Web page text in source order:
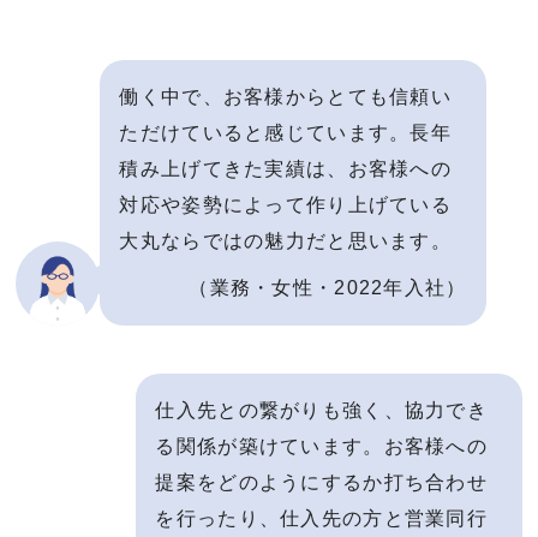
募集要項
お問い合わせ
働く中で、お客様からとても信頼い
ただけていると感じています。長年
積み上げてきた実績は、お客様への
対応や姿勢によって作り上げている
大丸ならではの魅力だと思います。
（業務・女性・2022年入社）
仕入先との繋がりも強く、協力でき
る関係が築けています。お客様への
提案をどのようにするか打ち合わせ
を行ったり、仕入先の方と営業同行